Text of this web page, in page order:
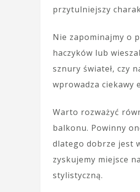
przytulniejszy
Nie zapominajmy o
haczyków lub
sznury świateł, czy
wprowadza ciekawy
Warto rozważyć
balkonu. Powinny
dlatego dobrze jest
zyskujemy miejsce
stylistyczną.